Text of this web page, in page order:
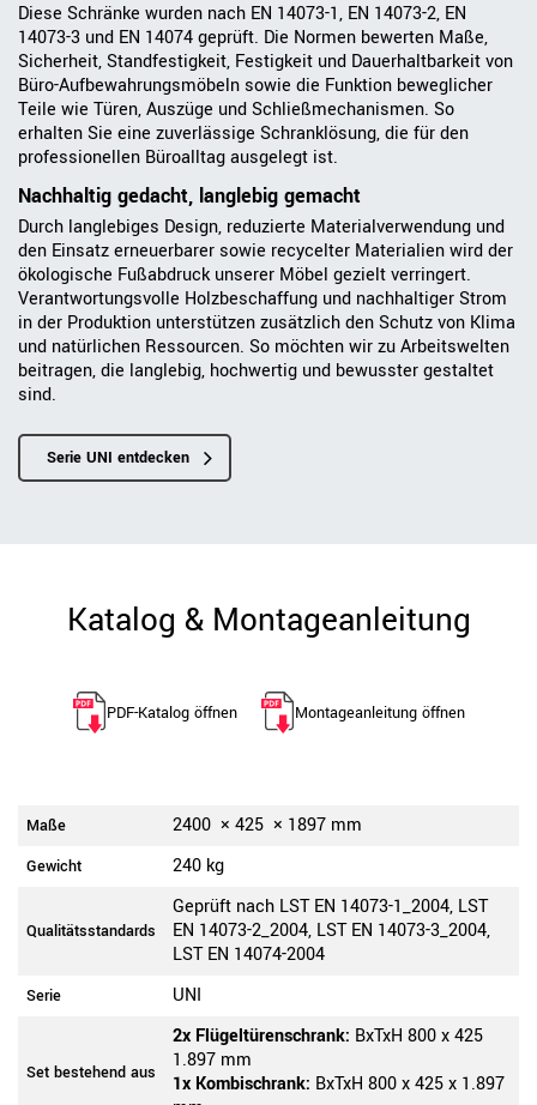
Diese Schränke wurden nach EN 14073-1, EN 14073-2, EN
14073-3 und EN 14074 geprüft. Die Normen bewerten Maße,
Sicherheit, Standfestigkeit, Festigkeit und Dauerhaltbarkeit von
Büro-Aufbewahrungsmöbeln sowie die Funktion beweglicher
Teile wie Türen, Auszüge und Schließmechanismen. So
erhalten Sie eine zuverlässige Schranklösung, die für den
professionellen Büroalltag ausgelegt ist.
Nachhaltig gedacht, langlebig gemacht
Durch langlebiges Design, reduzierte Materialverwendung und
den Einsatz erneuerbarer sowie recycelter Materialien wird der
ökologische Fußabdruck unserer Möbel gezielt verringert.
Verantwortungsvolle Holzbeschaffung und nachhaltiger Strom
in der Produktion unterstützen zusätzlich den Schutz von Klima
und natürlichen Ressourcen. So möchten wir zu Arbeitswelten
beitragen, die langlebig, hochwertig und bewusster gestaltet
sind.
Serie UNI entdecken
Katalog & Montageanleitung
PDF-Katalog öffnen Montageanleitung öffnen
Maße 2400 × 425 × 1897 mm
Gewicht 240 kg
Qualitätsstandards
Geprüft nach LST EN 14073-1_2004, LST
EN 14073-2_2004, LST EN 14073-3_2004,
LST EN 14074-2004
Serie UNI
Set bestehend aus
2x Flügeltürenschrank: BxTxH 800 x 425
1.897 mm
1x Kombischrank: BxTxH 800 x 425 x 1.897